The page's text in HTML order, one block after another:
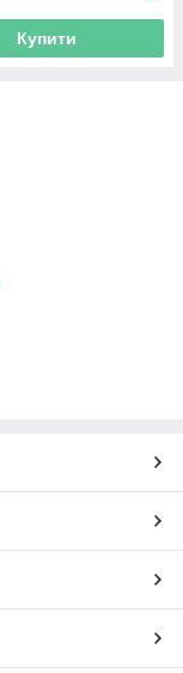
Купити